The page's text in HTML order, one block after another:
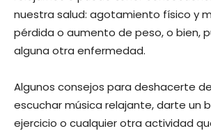
nuestra salud: agotamiento físico y
pérdida o aumento de peso, o bien,
alguna otra enfermedad.
Algunos consejos para deshacerte
escuchar música relajante, darte un
ejercicio o cualquier otra actividad